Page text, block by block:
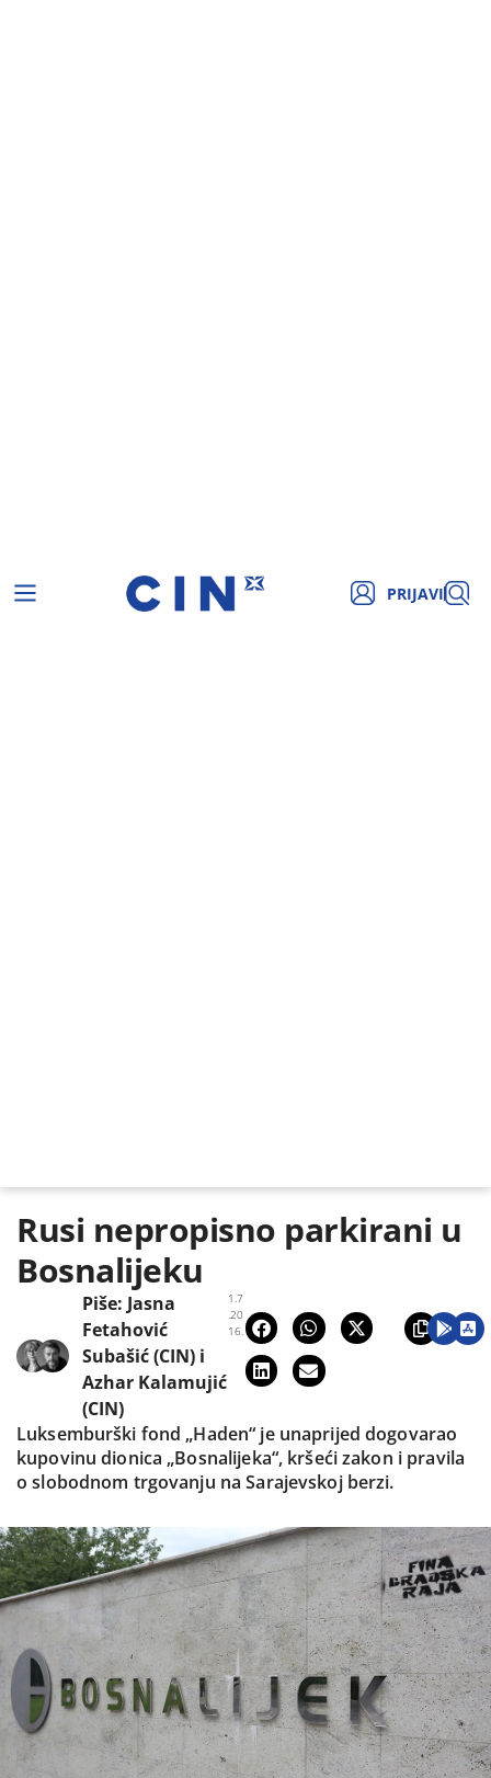
PRIJAVI
Rusi nepropisno parkirani u
Bosnalijeku
1.7
.20
16.
Piše: Jasna
Fetahović
Subašić (CIN) i
Azhar Kalamujić
(CIN)
Luksemburški fond „Haden“ je unaprijed dogovarao
kupovinu dionica „Bosnalijeka“, kršeći zakon i pravila
o slobodnom trgovanju na Sarajevskoj berzi.